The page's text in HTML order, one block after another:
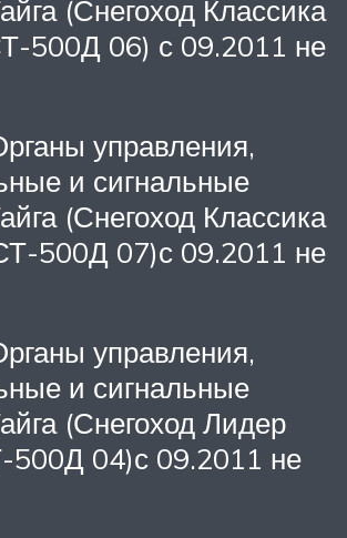
(Снегоход Классика
500Д 06) с 09.2011 не
управления,
и сигнальные
(Снегоход Классика
500Д 07)с 09.2011 не
управления,
и сигнальные
(Снегоход Лидер
04)с 09.2011 не